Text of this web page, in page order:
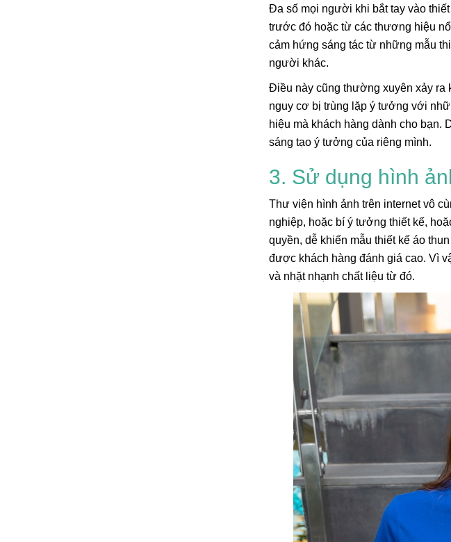
Đa số mọi người khi bắt tay vào
trước đó hoặc từ các thương hiệu
cảm hứng sáng tác từ những mẫu
người khác.
Điều này cũng thường xuyên xảy ra
nguy cơ bị trùng lặp ý tưởng với
hiệu mà khách hàng dành cho bạn.
sáng tạo ý tưởng của riêng mình.
3. Sử dụng hình
Thư viện hình ảnh trên internet vô
nghiệp, hoặc bí ý tưởng thiết kế,
quyền, dễ khiến mẫu thiết kế áo
được khách hàng đánh giá cao. Vì
và nhặt nhạnh chất liệu từ đó.